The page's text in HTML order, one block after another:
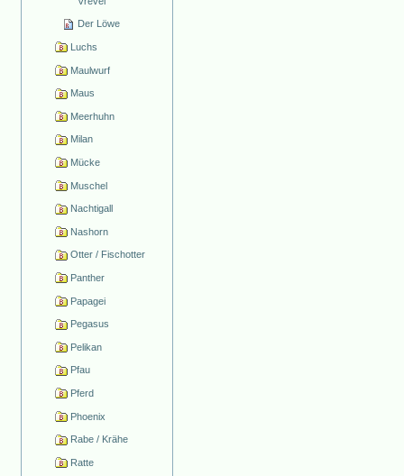
Der Löwe
Luchs
Maulwurf
Maus
Meerhuhn
Milan
Mücke
Muschel
Nachtigall
Nashorn
Otter / Fischotter
Panther
Papagei
Pegasus
Pelikan
Pfau
Pferd
Phoenix
Rabe / Krähe
Ratte